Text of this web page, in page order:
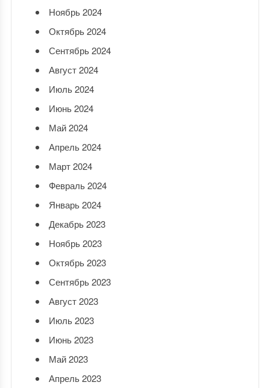
Ноябрь 2024
Октябрь 2024
Сентябрь 2024
Август 2024
Июль 2024
Июнь 2024
Май 2024
Апрель 2024
Март 2024
Февраль 2024
Январь 2024
Декабрь 2023
Ноябрь 2023
Октябрь 2023
Сентябрь 2023
Август 2023
Июль 2023
Июнь 2023
Май 2023
Апрель 2023